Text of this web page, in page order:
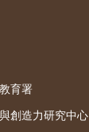
育署
創造力研究中心